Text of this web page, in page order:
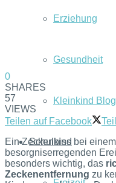
Erziehung
Gesundheit
Kleinkind Blog
Schulkind
0
SHARES
57
VIEWS
Teilen auf Facebook
Ein Zeckenbiss bei einem
besorgniserregenden
besonders wichtig, das
Zeckenentfernung zu